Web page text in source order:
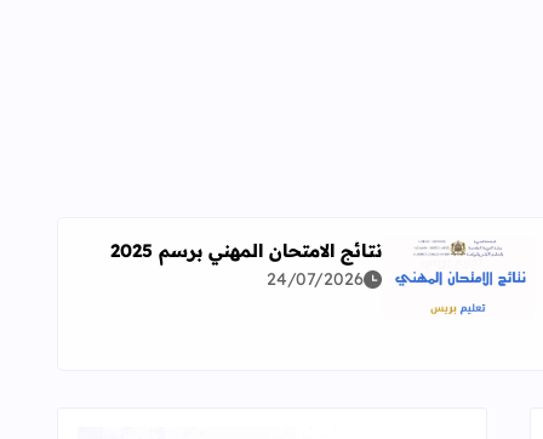
معمقة للوضعيات المهنية وفق آخر توصيف
اقرأ المزيد عن نتائج الامتحان المهني برسم 2025
نتائج الامتحان المهني برسم 2025
24/07/2026